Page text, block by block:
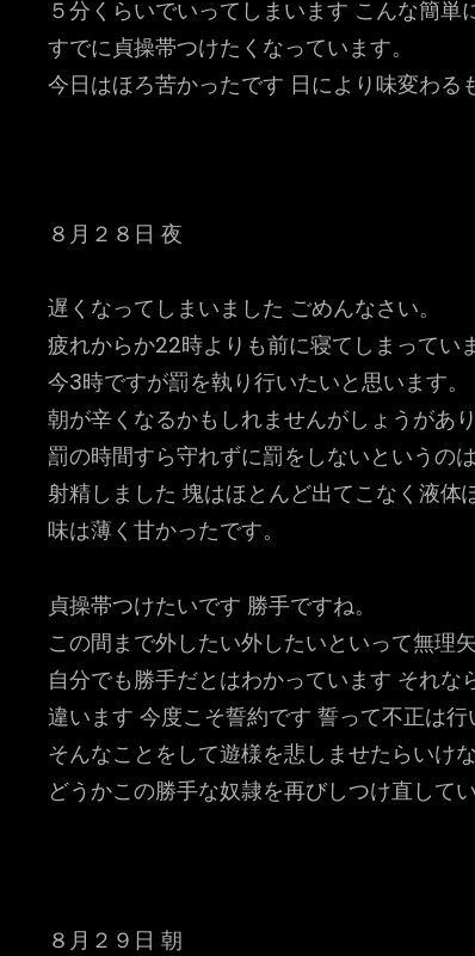
５分くらいでいってしまいます こんな簡単
すでに貞操帯つけたくなっています。
今日はほろ苦かったです 日により味変わる
８月２８日 夜
遅くなってしまいました ごめんなさい。
疲れからか22時よりも前に寝てしまってい
今3時ですが罰を執り行いたいと思います。
朝が辛くなるかもしれませんがしょうがあり
罰の時間すら守れずに罰をしないというの
射精しました 塊はほとんど出てこなく液体
味は薄く甘かったです。
貞操帯つけたいです 勝手ですね。
この間まで外したい外したいといって無理
自分でも勝手だとはわかっています それな
違います 今度こそ誓約です 誓って不正は行
そんなことをして遊様を悲しませたらいけ
どうかこの勝手な奴隷を再びしつけ直して
８月２９日 朝